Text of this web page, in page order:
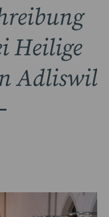
Heilige
Adliswil